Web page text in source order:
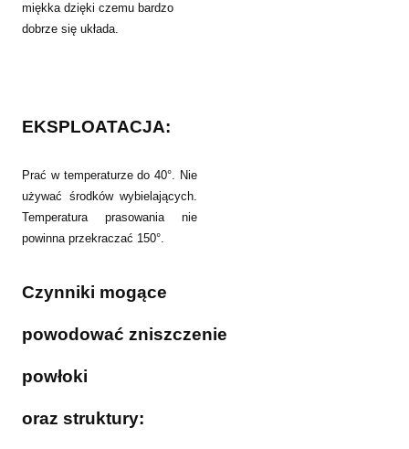
miękka dzięki czemu bardzo
dobrze się układa.
EKSPLOATACJA:
Prać w temperaturze do 40°. Nie
używać środków wybielających.
Temperatura prasowania nie
powinna przekraczać 150°.
Czynniki mogące
powodować zniszczenie
powłoki
oraz struktury: